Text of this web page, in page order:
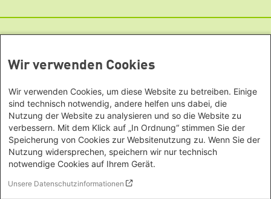
TikTok
Niedersachsen
Nordrhein-Westfalen
Rheinland-Pfalz
Saarland
Sachsen
Sachsen-Anhalt
Afrika
Somalia/Somaliland, Sudan,
Äthiopien
Büro Nairobi - Kenia, Uganda,
Tansania
Büro Abuja - Nigeria
Büro Kapstadt - Südafrika, Namibia,
Grüne Akademie
GreenCampus Weiterbildung
Archiv Grünes Gedächtnis
Info Hub Plastic
Gender Mediathek
Grüne Websites
Bündnis 90 / Die Grünen
Bundestagsfraktion
European Greens
Die Grünen im Europäischen Parlament
Green European Foundation
Footer menu
Datenschutz
Wir verwenden Cookies
Wir verwenden Cookies, um diese Website zu betreiben. Einige
sind technisch notwendig, andere helfen uns dabei, die
Nutzung der Website zu analysieren und so die Website zu
verbessern. Mit dem Klick auf „In Ordnung“ stimmen Sie der
Speicherung von Cookies zur Websitenutzung zu. Wenn Sie der
Nutzung widersprechen, speichern wir nur technisch
notwendige Cookies auf Ihrem Gerät.
Unsere Datenschutzinformationen